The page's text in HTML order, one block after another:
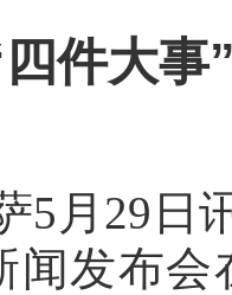
件大事
5月29日
闻发布